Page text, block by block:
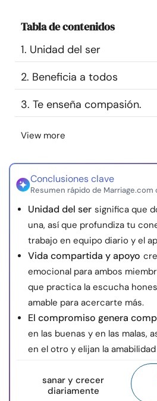
Comunidad
Encuentra un terapeuta
Idioma
Sobre nosotros
© Copyright 2026. Todos los
Tabla de contenidos
1. Unidad del ser
2. Beneficia a todos
3. Te enseña compasión.
View more
Conclusiones clave
Resumen rápido de Marriage.com
Unidad del ser significa que
una, así que profundiza tu
trabajo en equipo diario y el
Vida compartida y apoyo
emocional para ambos
que practica la escucha
amable para acercarte más.
El compromiso genera
en las buenas y en las malas,
en el otro y elijan la
sanar y crecer
diariamente